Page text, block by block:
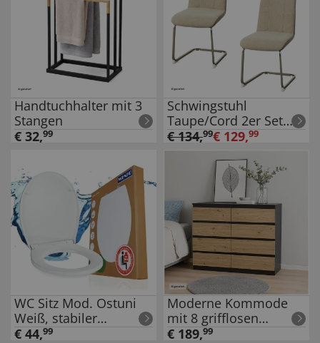
Handtuchhalter mit 3
Stangen
€ 32,99
Schwingstuhl
Taupe/Cord 2er Set
Emrys
€134,99€ 129,99
WC Sitz Mod. Ostuni
Weiß, stabiler
Toilettensitz mit
€ 44,99
Moderne Kommode
mit 8 grifflosen
Schubladen Schwarz-
€ 189,99